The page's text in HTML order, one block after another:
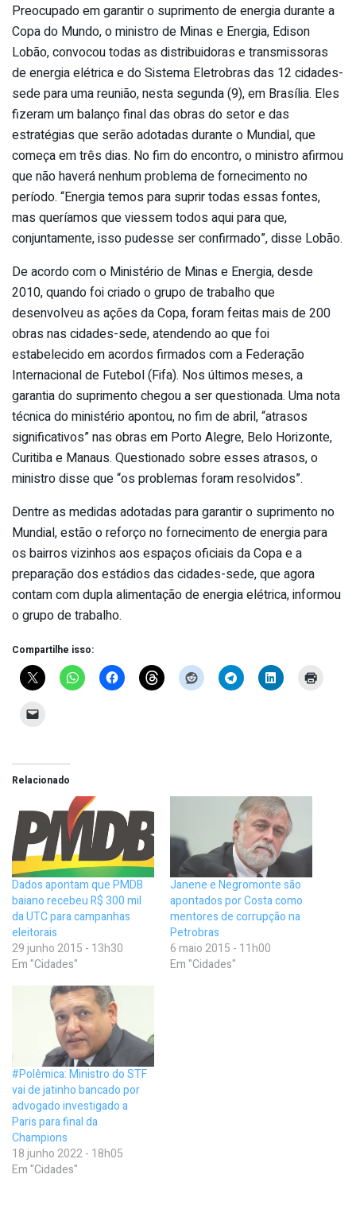
Preocupado em garantir o suprimento de energia durante a
Copa do Mundo, o ministro de Minas e Energia, Edison
Lobão, convocou todas as distribuidoras e transmissoras
de energia elétrica e do Sistema Eletrobras das 12 cidades-
sede para uma reunião, nesta segunda (9), em Brasília. Eles
fizeram um balanço final das obras do setor e das
estratégias que serão adotadas durante o Mundial, que
começa em três dias. No fim do encontro, o ministro afirmou
que não haverá nenhum problema de fornecimento no
período. “Energia temos para suprir todas essas fontes,
mas queríamos que viessem todos aqui para que,
conjuntamente, isso pudesse ser confirmado”, disse Lobão.
De acordo com o Ministério de Minas e Energia, desde
2010, quando foi criado o grupo de trabalho que
desenvolveu as ações da Copa, foram feitas mais de 200
obras nas cidades-sede, atendendo ao que foi
estabelecido em acordos firmados com a Federação
Internacional de Futebol (Fifa). Nos últimos meses, a
garantia do suprimento chegou a ser questionada. Uma nota
técnica do ministério apontou, no fim de abril, “atrasos
significativos” nas obras em Porto Alegre, Belo Horizonte,
Curitiba e Manaus. Questionado sobre esses atrasos, o
ministro disse que “os problemas foram resolvidos”.
Dentre as medidas adotadas para garantir o suprimento no
Mundial, estão o reforço no fornecimento de energia para
os bairros vizinhos aos espaços oficiais da Copa e a
preparação dos estádios das cidades-sede, que agora
contam com dupla alimentação de energia elétrica, informou
o grupo de trabalho.
Compartilhe isso:
Relacionado
Dados apontam que PMDB
baiano recebeu R$ 300 mil
da UTC para campanhas
eleitorais
29 junho 2015 - 13h30
Em "Cidades"
Janene e Negromonte são
apontados por Costa como
mentores de corrupção na
Petrobras
6 maio 2015 - 11h00
Em "Cidades"
#Polêmica: Ministro do STF
vai de jatinho bancado por
advogado investigado a
Paris para final da
Champions
18 junho 2022 - 18h05
Em "Cidades"